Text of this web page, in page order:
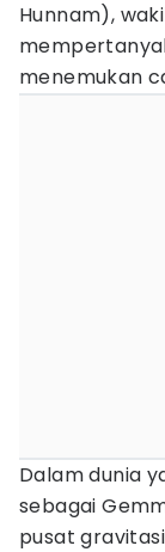
Hunnam),
menemukan
Dalam dunia
sebagai
pusat